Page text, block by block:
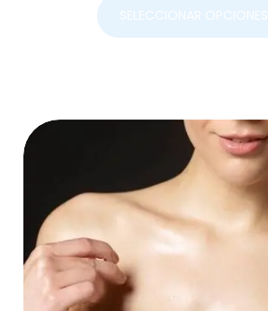
SELECCIONAR OPCIONES